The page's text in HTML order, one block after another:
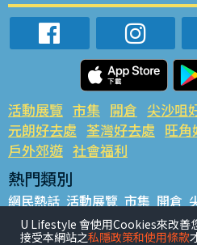
活動展覽 市集 開倉 尖沙咀
元朗好去處 荃灣好去處 旺角
戶外郊遊 社會福利
熱門類別
網民熱話 活動展覽 市集 開倉
銅鑼灣好去處 元朗好去處 荃灣
餐廳情報 戶外郊遊
U Lifestyle 會使用Cookies來改善
接受本網站之私隱政策和使用條款